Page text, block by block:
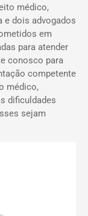
médico,
e dois advogados
em
para atender
conosco para
competente
médico,
dificuldades
sejam